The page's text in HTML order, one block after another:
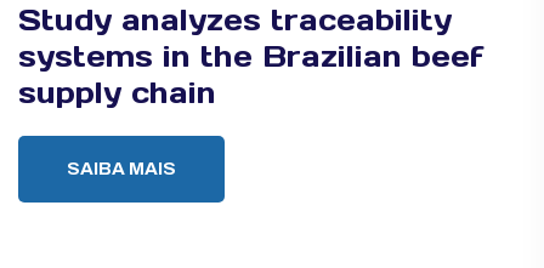
Study analyzes traceability
systems in the Brazilian beef
supply chain
SAIBA MAIS